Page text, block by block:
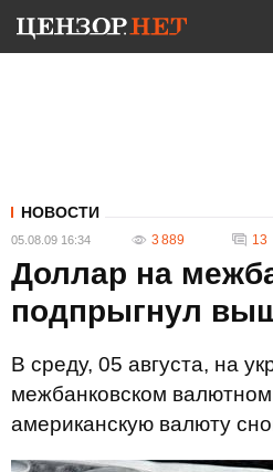
НОВОСТИ
05.08.09 16:34 3 889 13
Доллар на
подпрыгнул
В среду, 05 августа, на
межбанковском
американскую валюту